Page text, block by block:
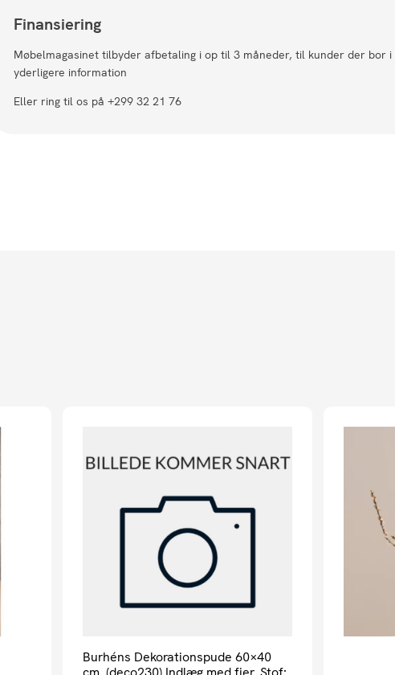
Finansiering
Møbelmagasinet tilbyder afbetaling i op til 3 måneder, til kunder der bor i
yderligere information
Eller ring til os på +299 32 21 76
Burhéns Dekorationspude 60×40